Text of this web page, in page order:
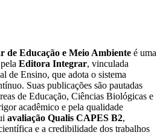
de Educação e Meio Ambiente é uma
Editora Integrar, vinculada
de Ensino, que adota o sistema
Suas publicações são pautadas
de Educação, Ciências Biológicas e
acadêmico e pela qualidade
avaliação Qualis CAPES B2,
e a credibilidade dos trabalhos